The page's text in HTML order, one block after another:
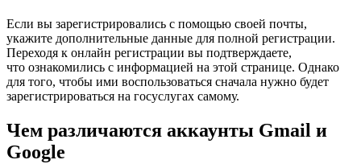
Если вы зарегистрировались с помощью своей почты,
укажите дополнительные данные для полной регистрации.
Переходя к онлайн регистрации вы подтверждаете,
что ознакомились с информацией на этой странице. Однако
для того, чтобы ими воспользоваться сначала нужно будет
зарегистрироваться на госуслугах самому.
Чем различаются аккаунты Gmail и
Google